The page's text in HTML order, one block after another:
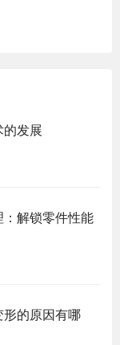
发展
：解锁零件性能
的原因有哪